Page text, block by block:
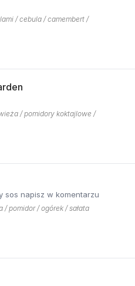
/ cebula / camembert /
/ pomidory koktajlowe /
sos napisz w komentarzu
pomidor / ogórek / sałata